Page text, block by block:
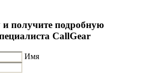
и получите подробную
CallGear
Имя